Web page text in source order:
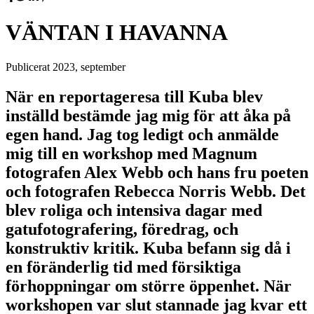
VÄNTAN I HAVANNA
Publicerat 2023, september
När en reportageresa till Kuba blev
inställd bestämde jag mig för att åka på
egen hand. Jag tog ledigt och anmälde
mig till en workshop med Magnum
fotografen Alex Webb och hans fru poeten
och fotografen Rebecca Norris Webb. Det
blev roliga och intensiva dagar med
gatufotografering, föredrag, och
konstruktiv kritik. Kuba befann sig då i
en föränderlig tid med försiktiga
förhoppningar om större öppenhet. När
workshopen var slut stannade jag kvar ett